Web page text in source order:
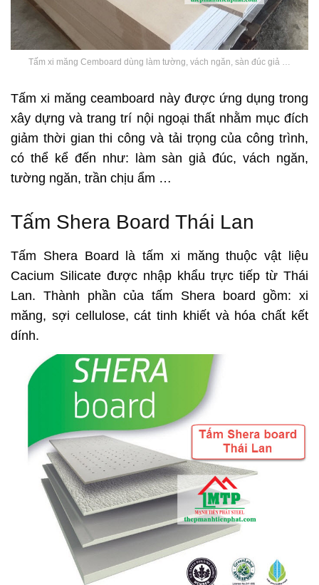
Tấm xi măng Cemboard dùng làm tường, vách ngăn, sàn đúc giả …
Tấm xi măng ceamboard này được ứng dụng trong
xây dựng và trang trí nội ngoại thất nhằm mục đích
giảm thời gian thi công và tải trọng của công trình,
có thể kể đến như: làm sàn giả đúc, vách ngăn,
tường ngăn, trần chịu ẩm …
Tấm Shera Board Thái Lan
Tấm Shera Board là tấm xi măng thuộc vật liệu
Cacium Silicate được nhập khẩu trực tiếp từ Thái
Lan. Thành phần của tấm Shera board gồm: xi
măng, sợi cellulose, cát tinh khiết và hóa chất kết
dính.